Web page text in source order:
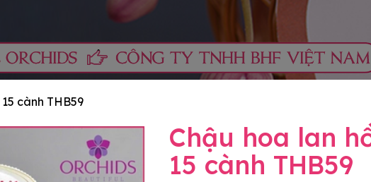
cành THB59
Chậu hoa lan
15 cành THB59